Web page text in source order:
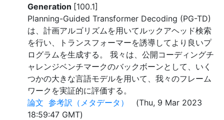
Generation [100.1]
Planning-Guided Transformer Decoding (PG-TD)
は、計画アルゴリズムを用いてルックアヘッド検索
を行い、トランスフォーマーを誘導してより良いプ
ログラムを生成する。 我々は、公開コーディングチ
ャレンジベンチマークのバックボーンとして、いく
つかの大きな言語モデルを用いて、我々のフレーム
ワークを実証的に評価する。
論文 参考訳（メタデータ）
(Thu, 9 Mar 2023
18:59:47 GMT)